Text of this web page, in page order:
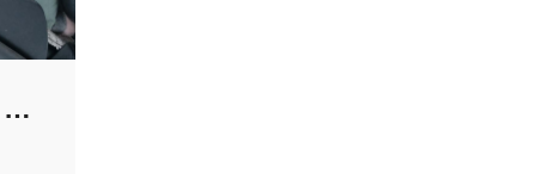
전동휠체어(나래210) 팔걸이 패드 높이 개조제작